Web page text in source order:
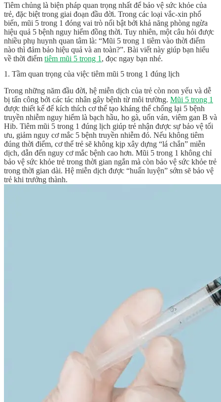
Tiêm chủng là biện pháp quan trọng nhất để bảo vệ sức khỏe của
trẻ, đặc biệt trong giai đoạn đầu đời. Trong các loại vắc-xin phổ
biến, mũi 5 trong 1 đóng vai trò nổi bật bởi khả năng phòng ngừa
hiệu quả 5 bệnh nguy hiểm đồng thời. Tuy nhiên, một câu hỏi được
nhiều phụ huynh quan tâm là: “Mũi 5 trong 1 tiêm vào thời điểm
nào thì đảm bảo hiệu quả và an toàn?”. Bài viết này giúp bạn hiểu
về thời điểm tiêm mũi 5 trong 1 , đọc ngay bạn nhé.
1. Tầm quan trọng của việc tiêm mũi 5 trong 1 đúng lịch
Trong những năm đầu đời, hệ miễn dịch của trẻ còn non yếu và dễ
bị tấn công bởi các tác nhân gây bệnh từ môi trường. Mũi 5 trong 1
được thiết kế để kích thích cơ thể tạo kháng thể chống lại 5 bệnh
truyền nhiễm nguy hiểm là bạch hầu, ho gà, uốn ván, viêm gan B và
Hib. Tiêm mũi 5 trong 1 đúng lịch giúp trẻ nhận được sự bảo vệ tối
ưu, giảm nguy cơ mắc 5 bệnh truyền nhiễm đó. Nếu không tiêm
đúng thời điểm, cơ thể trẻ sẽ không kịp xây dựng “lá chắn” miễn
dịch, dẫn đến nguy cơ mắc bệnh cao hơn. Mũi 5 trong 1 không chỉ
bảo vệ sức khỏe trẻ trong thời gian ngắn mà còn bảo vệ sức khỏe trẻ
trong thời gian dài. Hệ miễn dịch được “huấn luyện” sớm sẽ bảo vệ
trẻ khi trưởng thành.